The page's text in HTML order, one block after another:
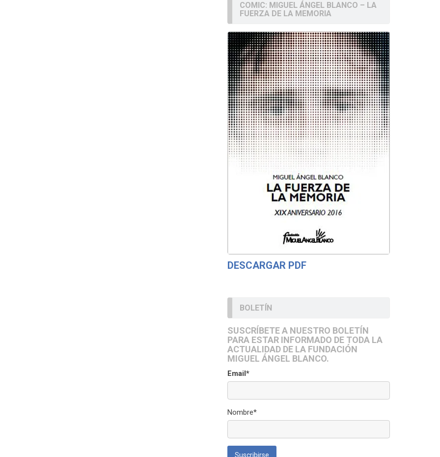
COMIC: MIGUEL ÁNGEL BLANCO – LA
FUERZA DE LA MEMORIA
DESCARGAR PDF
BOLETÍN
SUSCRÍBETE A NUESTRO BOLETÍN
PARA ESTAR INFORMADO DE TODA LA
ACTUALIDAD DE LA FUNDACIÓN
MIGUEL ÁNGEL BLANCO.
Email*
Nombre*